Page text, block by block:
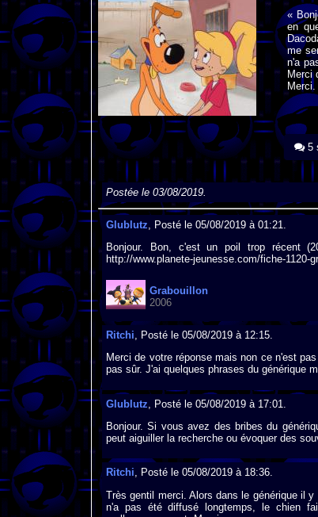
«
en
me
n'a
Merci
Merci.
5
Postée le 03/08/2019.
Glublutz , Posté le 05/08/2019 à 01:21.
Bonjour. Bon, c'est un poil trop récent
http://www.planete-jeunesse.com/fiche-1120-
Grabouillon
2006
Ritchi, Posté le 05/08/2019 à 12:15.
Merci de votre réponse mais non ce n'est
pas sûr. J'ai quelques phrases du générique
Glublutz , Posté le 05/08/2019 à 17:01.
Bonjour. Si vous avez des bribes du
peut aiguiller la recherche ou évoquer des
Ritchi, Posté le 05/08/2019 à 18:36.
Très gentil merci. Alors dans le générique il
n'a pas été diffusé longtemps, le chien